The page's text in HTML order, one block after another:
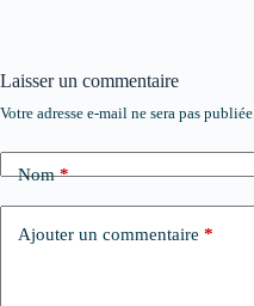
Laisser un commentaire
Votre adresse e-mail ne sera pas publiée.
Nom*
Ajouter un commentaire *